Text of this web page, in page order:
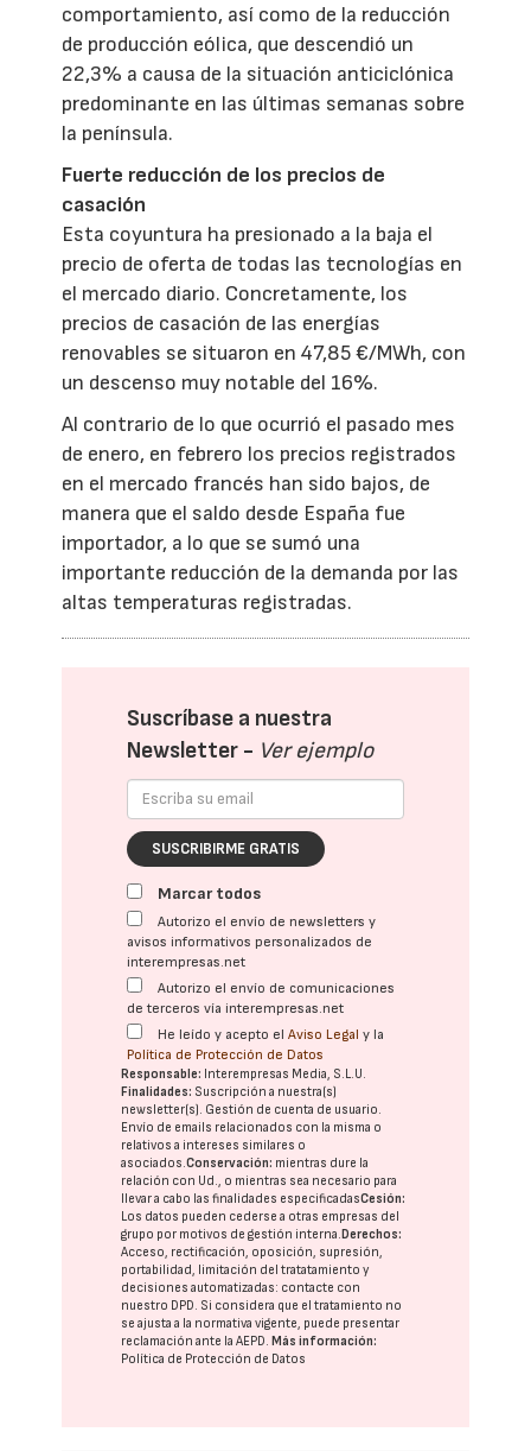
comportamiento, así como de la reducción
de producción eólica, que descendió un
22,3% a causa de la situación anticiclónica
predominante en las últimas semanas sobre
la península.
Fuerte reducción de los precios de
casación
Esta coyuntura ha presionado a la baja el
precio de oferta de todas las tecnologías en
el mercado diario. Concretamente, los
precios de casación de las energías
renovables se situaron en 47,85 €/MWh, con
un descenso muy notable del 16%.
Al contrario de lo que ocurrió el pasado mes
de enero, en febrero los precios registrados
en el mercado francés han sido bajos, de
manera que el saldo desde España fue
importador, a lo que se sumó una
importante reducción de la demanda por las
altas temperaturas registradas.
Suscríbase a nuestra
Newsletter - Ver ejemplo
SUSCRIBIRME GRATIS
Marcar todos
Autorizo el envío de newsletters y
avisos informativos personalizados de
interempresas.net
Autorizo el envío de comunicaciones
de terceros vía interempresas.net
He leído y acepto elAviso Legal y la
Política de Protección de Datos
Responsable: Interempresas Media, S.L.U.
Finalidades: Suscripción a nuestra(s)
newsletter(s). Gestión de cuenta de usuario.
Envío de emails relacionados con la misma o
relativos a intereses similares o
asociados.Conservación: mientras dure la
relación con Ud., o mientras sea necesario para
llevar a cabo las finalidades especificadasCesión:
Los datos pueden cederse a otras empresas del
grupo por motivos de gestión interna.Derechos:
Acceso, rectificación, oposición, supresión,
portabilidad, limitación del tratatamiento y
decisiones automatizadas: contacte con
nuestro DPD. Si considera que el tratamiento no
se ajusta a la normativa vigente, puede presentar
reclamación ante laAEPD.Más información:
Política de Protección de Datos